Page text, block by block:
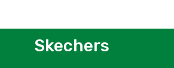
Skechers